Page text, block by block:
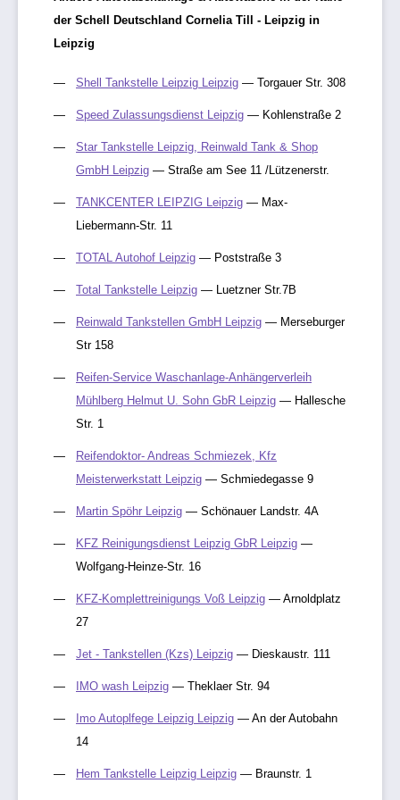
der Schell Deutschland Cornelia Till - Leipzig in
Leipzig
Shell Tankstelle Leipzig Leipzig — Torgauer Str. 308
Speed Zulassungsdienst Leipzig — Kohlenstraße 2
Star Tankstelle Leipzig, Reinwald Tank & Shop
GmbH Leipzig — Straße am See 11 /Lützenerstr.
TANKCENTER LEIPZIG Leipzig — Max-
Liebermann-Str. 11
TOTAL Autohof Leipzig — Poststraße 3
Total Tankstelle Leipzig — Luetzner Str.7B
Reinwald Tankstellen GmbH Leipzig — Merseburger
Str 158
Reifen-Service Waschanlage-Anhängerverleih
Mühlberg Helmut U. Sohn GbR Leipzig — Hallesche
Str. 1
Reifendoktor- Andreas Schmiezek, Kfz
Meisterwerkstatt Leipzig — Schmiedegasse 9
Martin Spöhr Leipzig — Schönauer Landstr. 4A
KFZ Reinigungsdienst Leipzig GbR Leipzig —
Wolfgang-Heinze-Str. 16
KFZ-Komplettreinigungs Voß Leipzig — Arnoldplatz
27
Jet - Tankstellen (Kzs) Leipzig — Dieskaustr. 111
IMO wash Leipzig — Theklaer Str. 94
Imo Autoplfege Leipzig Leipzig — An der Autobahn
14
Hem Tankstelle Leipzig Leipzig — Braunstr. 1